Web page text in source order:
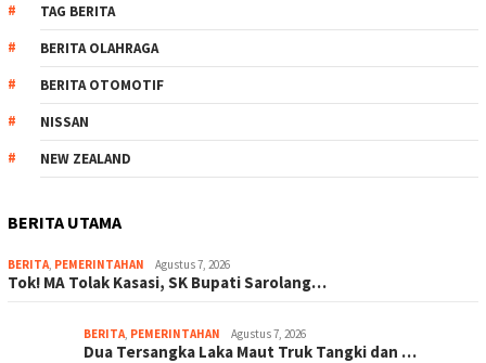
TAG BERITA
BERITA OLAHRAGA
BERITA OTOMOTIF
NISSAN
NEW ZEALAND
BERITA UTAMA
BERITA PEMERINTAHAN Agustus 7, 2026
Tok! MA Tolak Kasasi, SK Bupati Sarolang…
BERITA PEMERINTAHAN Agustus 7, 2026
Dua Tersangka Laka Maut Truk Tangki dan …